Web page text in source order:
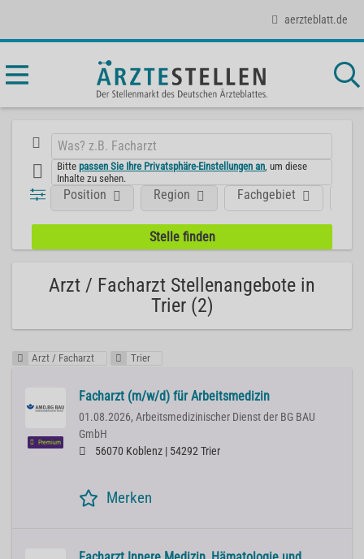
aerzteblatt.de
Bittepassen Sie Ihre Privatsphäre-Einstellungen an , um diese
Inhalte zu sehen.
Position Fachgebiet
Region
Arzt / Facharzt Stellenangebote in
Trier (2)
Arzt / Facharzt Trier
Premium
Facharzt (m/w/d) für Arbeitsmedizin
01.08.2026, Arbeitsmedizinischer Dienst der BG BAU
GmbH
56070 Koblenz | 54292 Trier
Merken